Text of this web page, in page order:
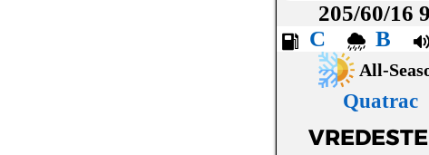
205/60/16
C
B
All-
Quatrac